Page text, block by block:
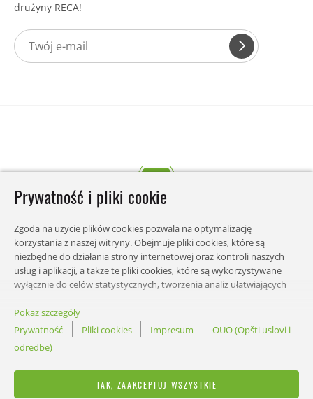
STRONY
ZAGADNIENIA PRAWNE
drużyny RECA!
Prywatność i pliki cookie
Zgoda na użycie plików cookies pozwala na optymalizację
korzystania z naszej witryny. Obejmuje pliki cookies, które są
niezbędne do działania strony internetowej oraz kontroli naszych
usług i aplikacji, a także te pliki cookies, które są wykorzystywane
wyłącznie do celów statystycznych, tworzenia analiz ułatwiających
wyświetlania spersonalizowanych treści. Możesz wybrać kategorie,
na które chcesz zezwolić, i dostosować ustawienia wykorzystania
danych. W każdej chwili możesz zmienić swoje preferencje odnośnie
ustawień.
Pokaż szczegóły
Prywatność
Pliki cookies Impresum
OUO (Opšti uslovi i
odredbe)
TAK, ZAAKCEPTUJ WSZYSTKIE